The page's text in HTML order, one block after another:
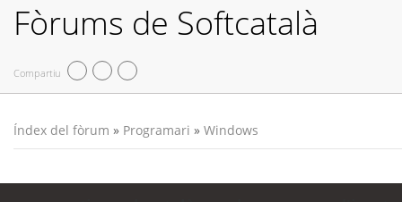
Fòrums de Softcatalà
Compartiu
Índex del fòrum » Programari » Windows